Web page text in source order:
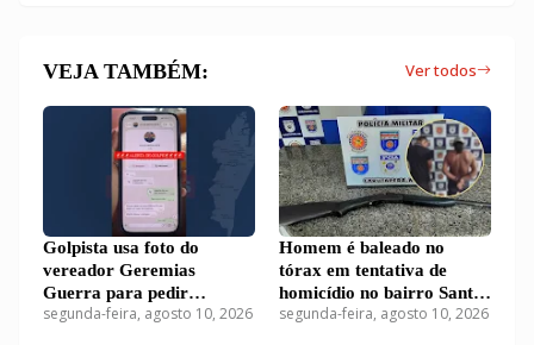
VEJA TAMBÉM: Ver todos
Golpista usa foto do
vereador Geremias
Guerra para pedir
dinheiro após morte do pai
segunda-feira, agosto 10, 2026
Homem é baleado no
tórax em tentativa de
homicídio no bairro Santa
Luzia em Carutapera
segunda-feira, agosto 10, 2026